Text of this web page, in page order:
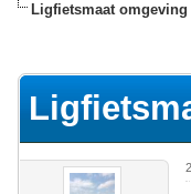
Ligfietsmaat